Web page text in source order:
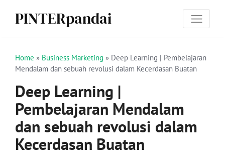
PINTERpandai
Home » Business Marketing » Deep Learning | Pembelajaran
Mendalam dan sebuah revolusi dalam Kecerdasan Buatan
Deep Learning |
Pembelajaran Mendalam
dan sebuah revolusi dalam
Kecerdasan Buatan